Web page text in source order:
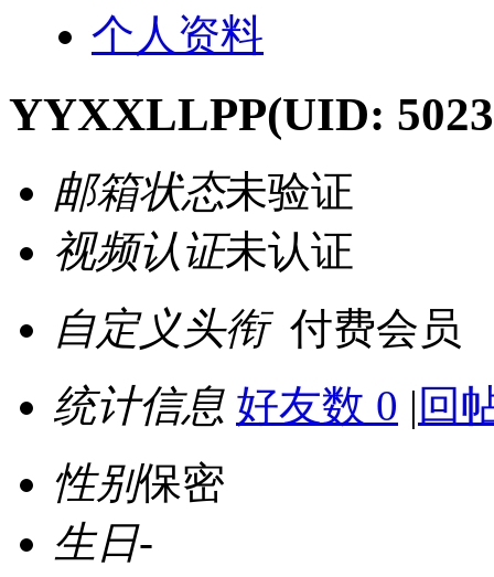
个人资料
YYXXLLPP(UID:
邮箱状态未验证
视频认证未认证
自定义头衔 付费会员
统计信息 好友数 0 | 回
性别保密
生日-